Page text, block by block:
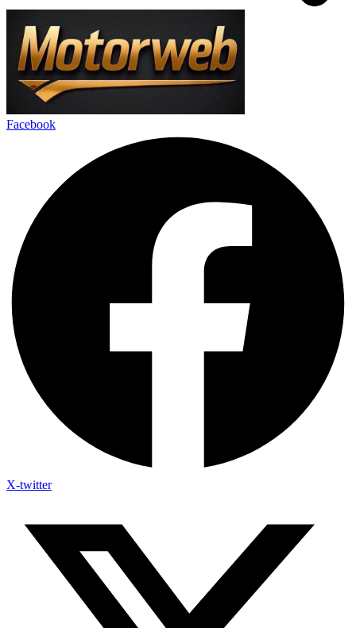
Facebook
X-twitter